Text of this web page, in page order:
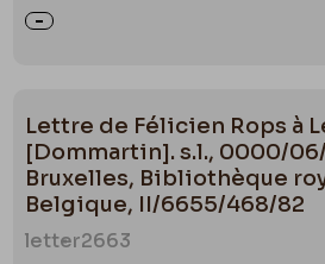
Lettre de Félicien Rops à
[Dommartin]. s.l., 0000/
Bruxelles, Bibliothèque
Belgique, II/6655/468/82
letter2663